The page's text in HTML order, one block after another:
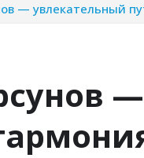
— увлекательный